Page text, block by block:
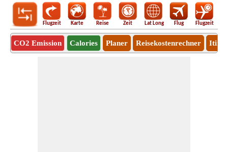
Flugzeit Karte Reise Zeit Lat Long Flug Flugzeit
CO2 Emission Calories Planer Reisekostenrechner